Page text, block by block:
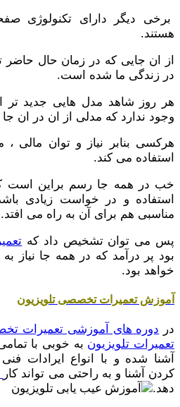
هستند.
از ان جایی که در زمان حال حاضر
در زندگی ما شده است.
هر روز شاهد مدل هایی جدید تر
وجود ندارد که مدلی از ان در ان جا
هرکسی بنابر نیاز و توان مالی
استفاده می کند.
خب در همه جا رسم براین است
استفاده و در خواست زیادی
مناسبی هم برای آن به راه می افتد.
پس می توان تشخیص داد که
بود پر درآمد که در همه جا نیاز
خواهد بود.
آموزش تعمیرات تخصصی تلویزیون
در دوره های آموزشی تعمیرات
تعمیرات تلویزیون به خوبی با
آشنا شده و با انواع ایرادات
کردن آشنا و به راحتی می تواند کار
دهد.